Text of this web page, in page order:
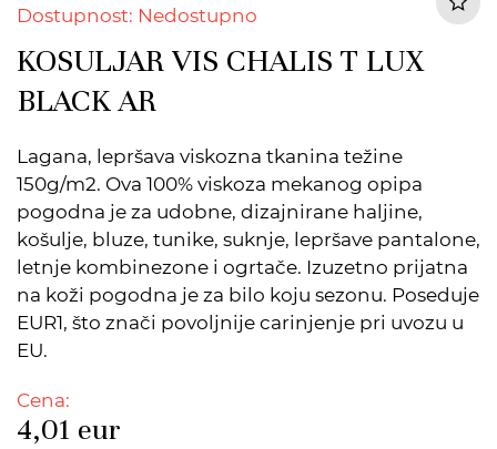
Dostupnost: Nedostupno
KOSULJAR VIS CHALIS T LUX
BLACK AR
Lagana, lepršava viskozna tkanina težine
150g/m2. Ova 100% viskoza mekanog opipa
pogodna je za udobne, dizajnirane haljine,
košulje, bluze, tunike, suknje, lepršave pantalone,
letnje kombinezone i ogrtače. Izuzetno prijatna
na koži pogodna je za bilo koju sezonu. Poseduje
EUR1, što znači povoljnije carinjenje pri uvozu u
EU.
Cena:
4,01 eur